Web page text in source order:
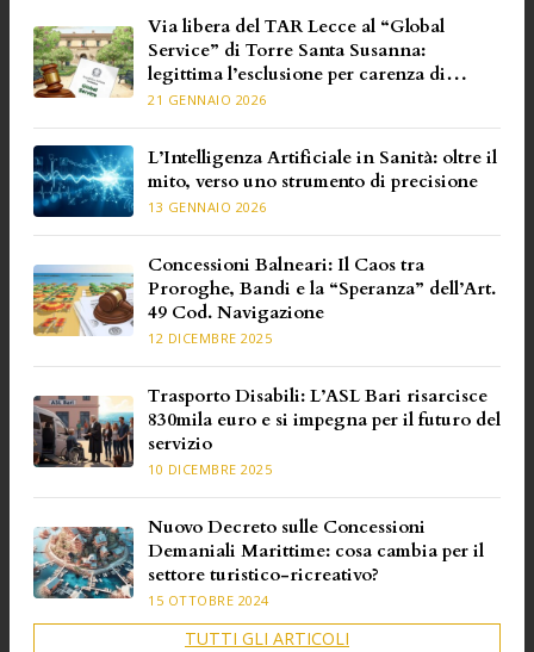
Via libera del TAR Lecce al “Global
Service” di Torre Santa Susanna:
legittima l’esclusione per carenza di
requisiti specifici
21 GENNAIO 2026
L’Intelligenza Artificiale in Sanità: oltre il
mito, verso uno strumento di precisione
13 GENNAIO 2026
Concessioni Balneari: Il Caos tra
Proroghe, Bandi e la “Speranza” dell’Art.
49 Cod. Navigazione
12 DICEMBRE 2025
Trasporto Disabili: L’ASL Bari risarcisce
830mila euro e si impegna per il futuro del
servizio
10 DICEMBRE 2025
Nuovo Decreto sulle Concessioni
Demaniali Marittime: cosa cambia per il
settore turistico-ricreativo?
15 OTTOBRE 2024
TUTTI GLI ARTICOLI